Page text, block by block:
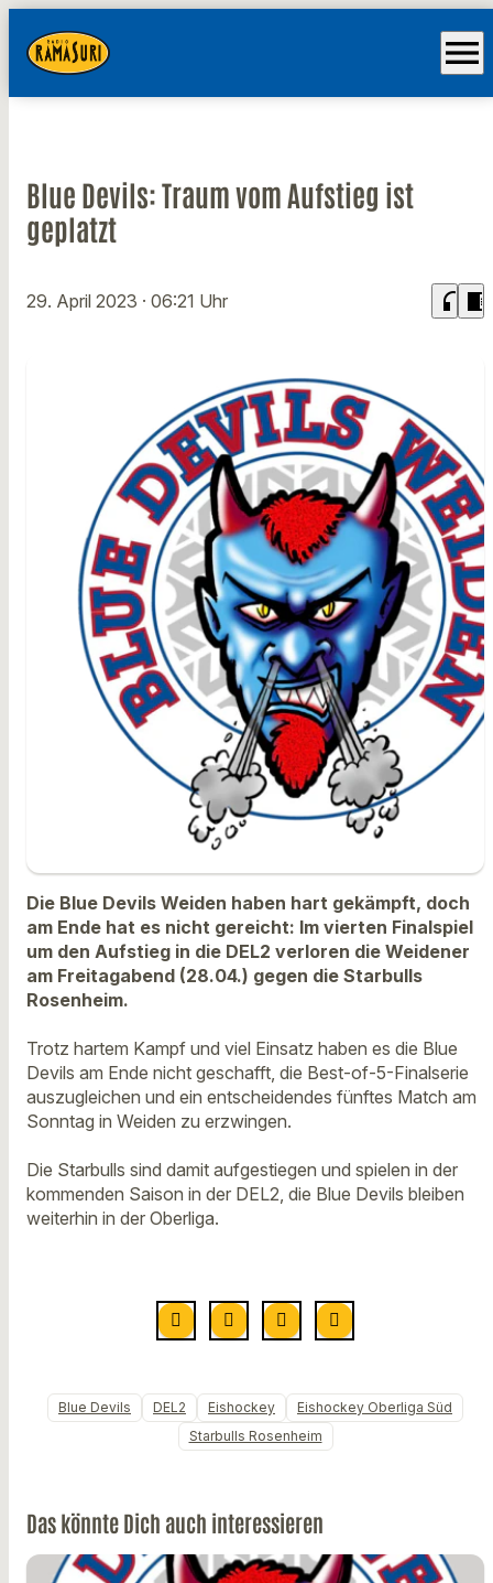
menu
Blue Devils: Traum vom Aufstieg ist
geplatzt
29. April 2023 · 06:21 Uhr headphones chrome_reader_mode
Die Blue Devils Weiden haben hart gekämpft, doch
am Ende hat es nicht gereicht: Im vierten Finalspiel
um den Aufstieg in die DEL2 verloren die Weidener
am Freitagabend (28.04.) gegen die Starbulls
Rosenheim.
Trotz hartem Kampf und viel Einsatz haben es die Blue
Devils am Ende nicht geschafft, die Best-of-5-Finalserie
auszugleichen und ein entscheidendes fünftes Match am
Sonntag in Weiden zu erzwingen.
Die Starbulls sind damit aufgestiegen und spielen in der
kommenden Saison in der DEL2, die Blue Devils bleiben
weiterhin in der Oberliga.
Blue Devils DEL2 Eishockey
Eishockey Oberliga Süd
Starbulls Rosenheim
Das könnte Dich auch interessieren